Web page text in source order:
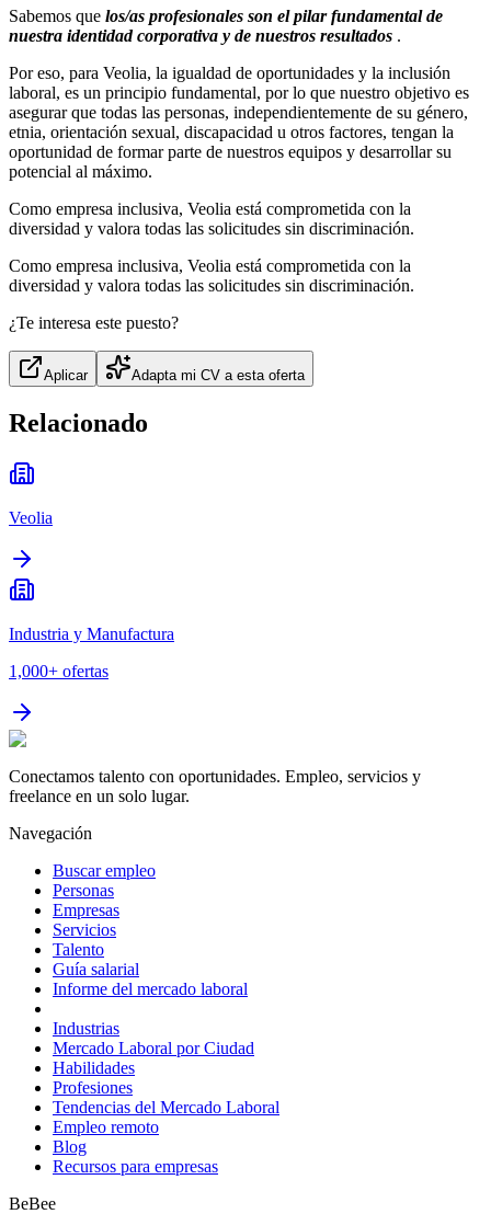
Sabemos que los/as profesionales son el pilar fundamental de
nuestra identidad corporativa y de nuestros resultados .
Por eso, para Veolia, la igualdad de oportunidades y la inclusión
laboral, es un principio fundamental, por lo que nuestro objetivo es
asegurar que todas las personas, independientemente de su género,
etnia, orientación sexual, discapacidad u otros factores, tengan la
oportunidad de formar parte de nuestros equipos y desarrollar su
potencial al máximo.
Como empresa inclusiva, Veolia está comprometida con la
diversidad y valora todas las solicitudes sin discriminación.
Como empresa inclusiva, Veolia está comprometida con la
diversidad y valora todas las solicitudes sin discriminación.
¿Te interesa este puesto?
Aplicar Adapta mi CV a esta oferta
Relacionado
Veolia
Industria y Manufactura
1,000+ ofertas
Conectamos talento con oportunidades. Empleo, servicios y
freelance en un solo lugar.
Navegación
Buscar empleo
Personas
Empresas
Servicios
Talento
Guía salarial
Informe del mercado laboral
Industrias
Mercado Laboral por Ciudad
Habilidades
Profesiones
Tendencias del Mercado Laboral
Empleo remoto
Blog
Recursos para empresas
BeBee